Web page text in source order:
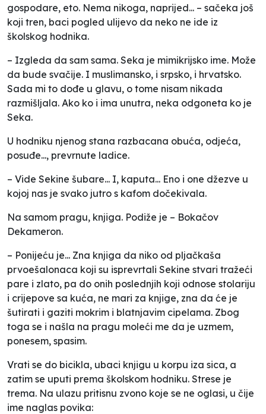
gospodare, eto. Nema nikoga, naprijed... – sačeka još
koji tren, baci pogled ulijevo da neko ne ide iz
školskog hodnika.
– Izgleda da sam sama. Seka je mimikrijsko ime. Može
da bude svačije. I muslimansko, i srpsko, i hrvatsko.
Sada mi to dođe u glavu, o tome nisam nikada
razmišljala. Ako ko i ima unutra, neka odgoneta ko je
Seka.
U hodniku njenog stana razbacana obuća, odjeća,
posuđe..., prevrnute ladice.
– Vide Sekine šubare... I, kaputa... Eno i one džezve u
kojoj nas je svako jutro s kafom dočekivala.
Na samom pragu, knjiga. Podiže je – Bokačov
Dekameron.
– Ponijeću je... Zna knjiga da niko od pljačkaša
prvoešalonaca koji su isprevrtali Sekine stvari tražeći
pare i zlato, pa do onih poslednjih koji odnose stolariju
i crijepove sa kuća, ne mari za knjige, zna da će je
šutirati i gaziti mokrim i blatnjavim cipelama. Zbog
toga se i našla na pragu moleći me da je uzmem,
ponesem, spasim.
Vrati se do bicikla, ubaci knjigu u korpu iza sica, a
zatim se uputi prema školskom hodniku. Strese je
trema. Na ulazu pritisnu zvono koje se ne oglasi, u čije
ime naglas povika: